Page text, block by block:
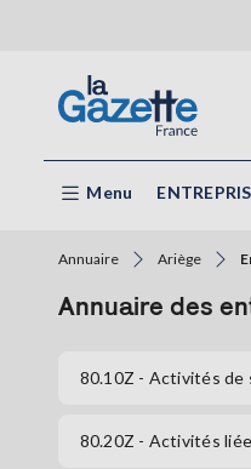
Menu
Annuaire Ariège
Annuaire des
80.10Z - Activités de
80.20Z - Activités